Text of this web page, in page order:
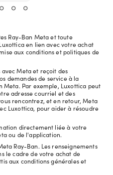
Ray-Ban Meta et toute
en lien avec votre achat
aux conditions et politiques de
Meta et reçoit des
demandes de service à la
Meta. Par exemple, Luxottica peut
adresse courriel et des
rencontrez, et en retour, Meta
Luxottica, pour aider à résoudre
directement liée à votre
ou de l'application.
Ray-Ban. Les renseignements
le cadre de votre achat de
aux conditions générales et